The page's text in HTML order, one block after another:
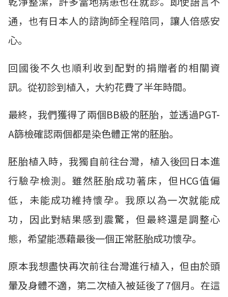
通，也有日本人的諮詢師全程陪同，讓人倍感安
心。
回國後不久也順利收到配對的捐贈者的相關資
訊。從初診到植入，大約花費了半年時間。
最終，我們獲得了兩個BB級的胚胎，並透過PGT-
A篩檢確認兩個都是染色體正常的胚胎。
胚胎植入時，我獨自前往台灣，植入後回日本進
行驗孕檢測。雖然胚胎成功著床，但HCG值偏
低，未能成功維持懷孕。我原以為一次就能成
功，因此對結果感到震驚，但最終還是調整心
態，希望能憑藉最後一個正常胚胎成功懷孕。
原本我想盡快再次前往台灣進行植入，但由於頭
暈及身體不適，第二次植入被延後了7個月。在這